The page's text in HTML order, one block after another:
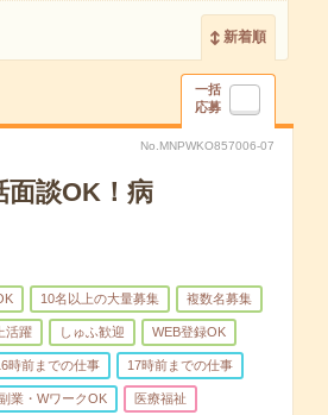
新着順
一括
応募
No.MNPWKO857006-07
面談OK！病
10名以上の大量募集 複数名募集
活躍 しゅふ歓迎 WEB登録OK
時前までの仕事 17時前までの仕事
業・WワークOK 医療福祉